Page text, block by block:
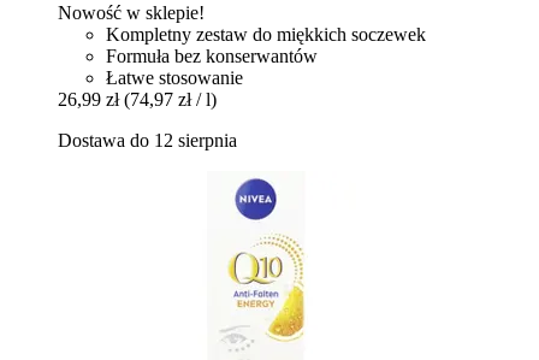
Nowość w sklepie!
Kompletny zestaw do miękkich soczewek
Formuła bez konserwantów
Łatwe stosowanie
26,99 zł (74,97 zł / l)
Dostawa do 12 sierpnia